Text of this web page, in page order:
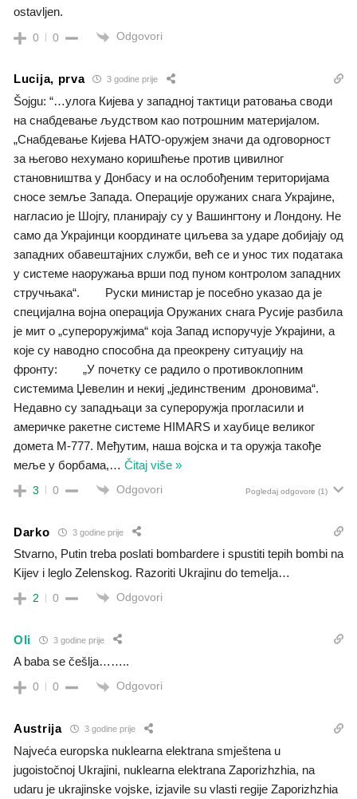
ostavljen.
0 0 Odgovori
Lucija, prva 3 godine prije
Šojgu: “…улога Кијева у западној тактици ратовања своди
на снабдевање људством као потрошним материјалом.
„Снабдевање Кијева НАТО-оружјем значи да одговорност
за његово нехумано коришћење против цивилног
становништва у Донбасу и на ослобођеним територијама
сносе земље Запада. Операције оружаних снага Украјине,
нагласио је Шојгу, планирају су у Вашингтону и Лондону. Не
само да Украјинци координате циљева за ударе добијају од
западних обавештајних служби, већ се и унос тих података
у системе наоружања врши под пуном контролом западних
стручњака“. Руски министар је посебно указао да је
специјална војна операција Оружаних снага Русије разбила
је мит о „супероружјима“ која Запад испоручује Украјини, а
које су наводно способна да преокрену ситуацију на
фронту: „У почетку се радило о противоклопним
системима Џевелин и некиј „јединственим дроновима“.
Недавно су западњаци за супероружја прогласили и
америчке ракетне системе HIMARS и хаубице великог
домета M-777. Међутим, наша војска и та оружја такође
меље у борбама,… Čitaj više »
3 0 Odgovori Pogledaj odgovore (1)
Darko 3 godine prije
Stvarno, Putin treba poslati bombardere i spustiti tepih bombi na
Kijev i leglo Zelenskog. Razoriti Ukrajinu do temelja…
2 0 Odgovori
Oli 3 godine prije
A baba se češlja……..
0 0 Odgovori
Austrija 3 godine prije
Najveća europska nuklearna elektrana smještena u
jugoistočnoj Ukrajini, nuklearna elektrana Zaporizhzhia, na
udaru je ukrajinske vojske, izjavile su vlasti regije Zaporizhzhia